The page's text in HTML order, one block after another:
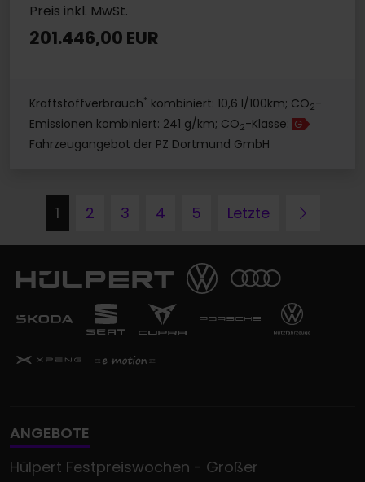
Preis inkl. MwSt.
201.446,00 EUR
Kraftstoffverbrauch* kombiniert: 10,6 l/100km; CO2-
Emissionen kombiniert: 241 g/km; CO2-Klasse: G
Fahrzeugangebot der PZ Dortmund GmbH
1 2 3 4 5 Letzte
ANGEBOTE
Hülpert Festpreiswochen - Großer